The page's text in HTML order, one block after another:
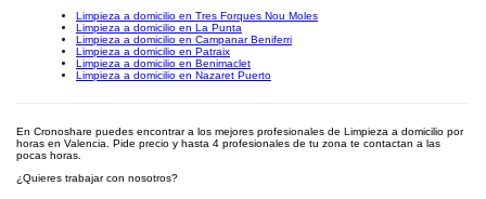
Limpieza a domicilio en Tres Forques Nou Moles
Limpieza a domicilio en La Punta
Limpieza a domicilio en Campanar Beniferri
Limpieza a domicilio en Patraix
Limpieza a domicilio en Benimaclet
Limpieza a domicilio en Nazaret Puerto
En Cronoshare puedes encontrar a los mejores profesionales de Limpieza a domicilio por
horas en Valencia. Pide precio y hasta 4 profesionales de tu zona te contactan a las
pocas horas.
¿Quieres trabajar con nosotros?